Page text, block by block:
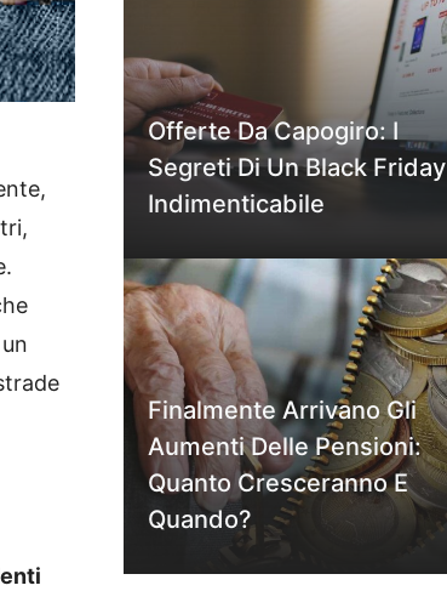
Offerte Da Capogiro: I
Segreti Di Un Black Friday
Indimenticabile
Finalmente Arrivano Gli
Aumenti Delle Pensioni:
Quanto Cresceranno E
Quando?